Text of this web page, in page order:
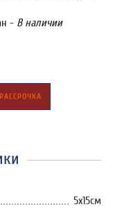
- В наличии
РАССРОЧКА
5х15см